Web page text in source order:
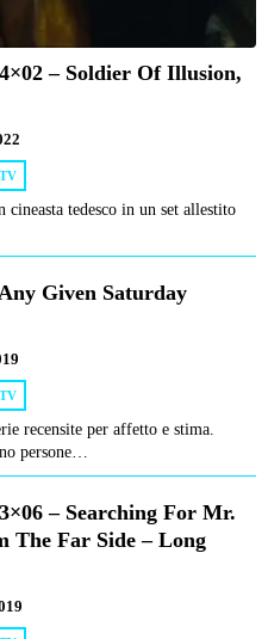
– Soldier Of Illusion,
tedesco in un set allestito
Given Saturday
recensite per affetto e stima.
persone…
– Searching For Mr.
The Far Side – Long